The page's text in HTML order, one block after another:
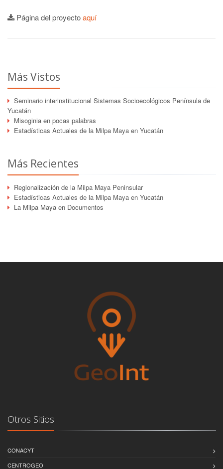
Página del proyectoaquí
Más Vistos
Seminario interinstitucional Sistemas Socioecológicos Península de
Yucatán
Misoginia en pocas palabras
Estadísticas Actuales de la Milpa Maya en Yucatán
Más Recientes
Regionalización de la Milpa Maya Peninsular
Estadísticas Actuales de la Milpa Maya en Yucatán
La Milpa Maya en Documentos
Otros Sitios
CONACYT
CENTROGEO